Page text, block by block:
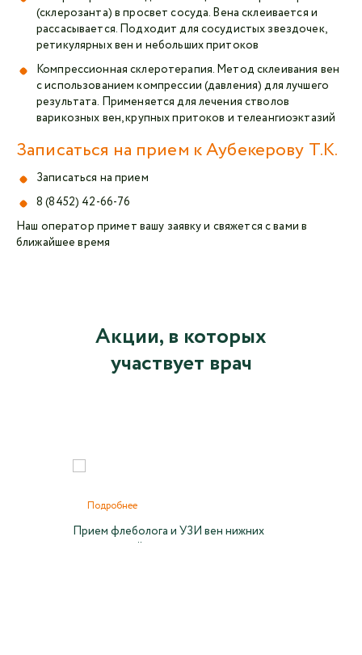
(склерозанта) в просвет сосуда. Вена склеивается и
рассасывается. Подходит для сосудистых звездочек,
ретикулярных вен и небольших притоков
Компрессионная склеротерапия. Метод склеивания вен
с использованием компрессии (давления) для лучшего
результата. Применяется для лечения стволов
варикозных вен, крупных притоков и телеангиоэктазий
Записаться на прием к Аубекерову Т.К.
Записаться на прием
8 (8452) 42-66-76
Наш оператор примет вашу заявку и свяжется с вами в
ближайшее время
Акции, в которых
участвует врач
Подробнее
Прием флеболога и УЗИ вен нижних
конечностей